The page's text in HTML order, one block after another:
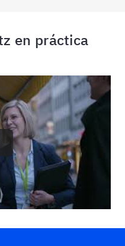
en práctica